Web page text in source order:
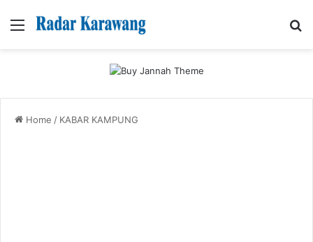
Menu
Home / KABAR KAMPUNG